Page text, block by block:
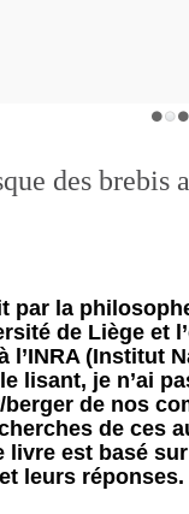
des brebis
par la
de Liège et
l’INRA (Institut
lisant, je n’ai
de nos
de ces
livre est basé
leurs